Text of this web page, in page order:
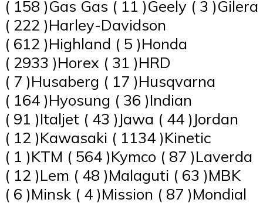
( 158 )Gas Gas ( 11 )Geely ( 3 )Gilera
( 222 )Harley-Davidson
( 612 )Highland ( 5 )Honda
( 2933 )Horex ( 31 )HRD
( 7 )Husaberg ( 17 )Husqvarna
( 164 )Hyosung ( 36 )Indian
( 91 )Italjet ( 43 )Jawa ( 44 )Jordan
( 12 )Kawasaki ( 1134 )Kinetic
( 1 )KTM ( 564 )Kymco ( 87 )Laverda
( 12 )Lem ( 48 )Malaguti ( 63 )MBK
( 6 )Minsk ( 4 )Mission ( 87 )Mondial